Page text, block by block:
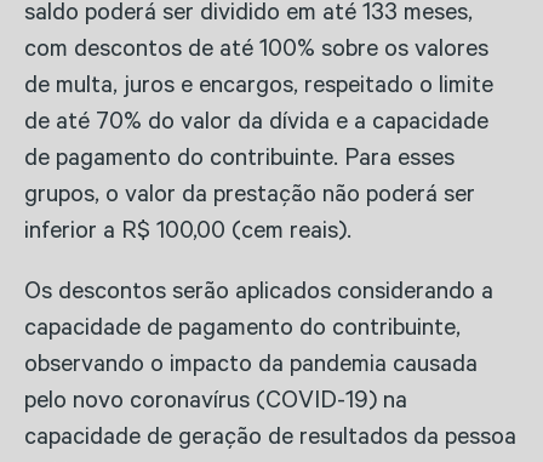
saldo poderá ser dividido em até 133 meses,
com descontos de até 100% sobre os valores
de multa, juros e encargos, respeitado o limite
de até 70% do valor da dívida e a capacidade
de pagamento do contribuinte. Para esses
grupos, o valor da prestação não poderá ser
inferior a R$ 100,00 (cem reais).
Os descontos serão aplicados considerando a
capacidade de pagamento do contribuinte,
observando o impacto da pandemia causada
pelo novo coronavírus (COVID-19) na
capacidade de geração de resultados da pessoa